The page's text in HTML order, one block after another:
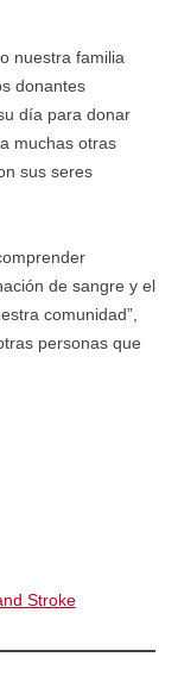
nuestra familia
donantes
día para donar
muchas otras
sus seres
de sangre y el
comunidad”,
personas que
Stroke